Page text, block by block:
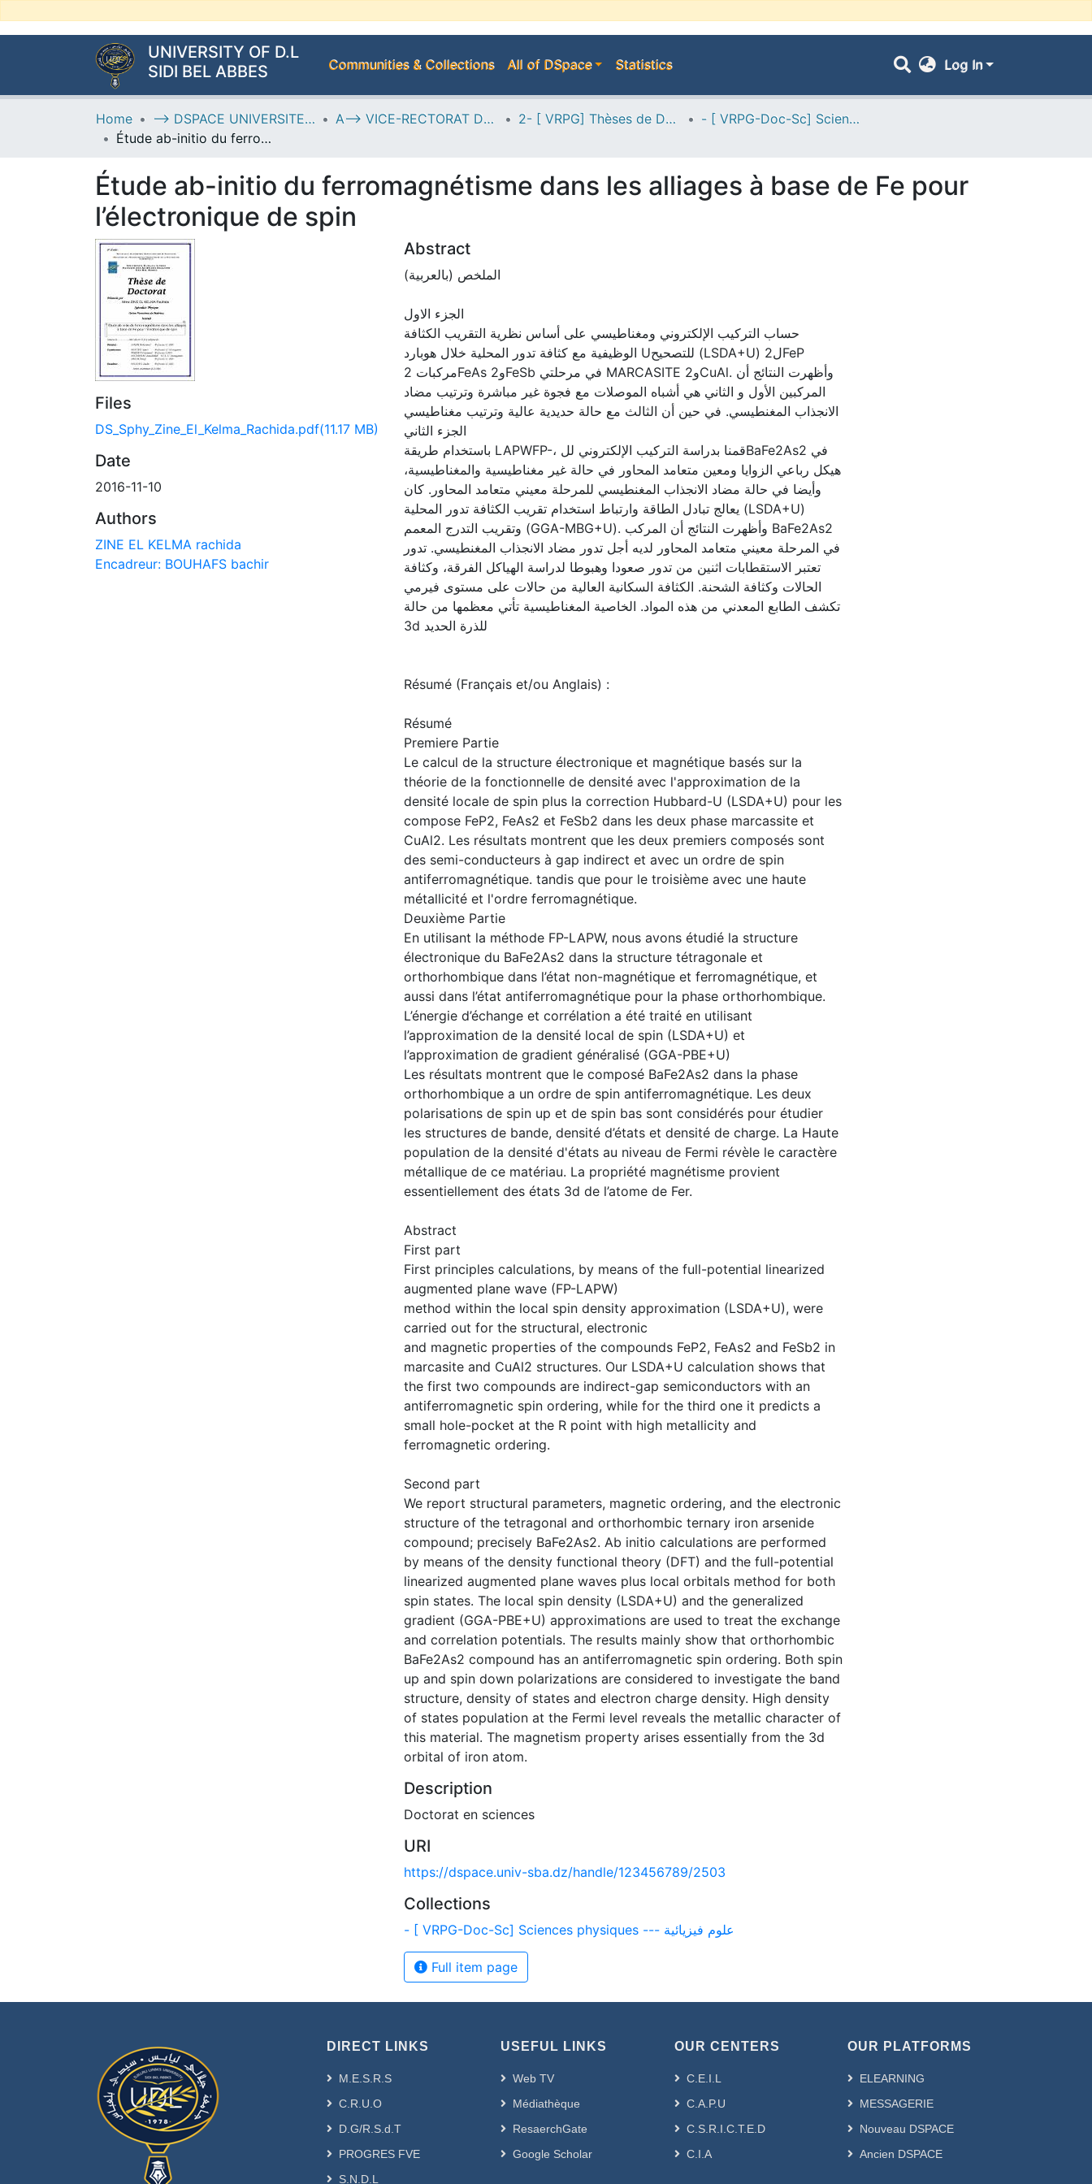
UNIVERSITY OF D.L
SIDI BEL ABBES
Communities & Collections All of DSpace Statistics Log In
Home --> DSPACE UNIVERSITE DJILALLI LIABES DE SIDI BEL ABBES A--> VICE-RECTORAT DE LA POST-GRADUATION 2- [ VRPG] Thèses de Doctorat en Sciences
- [ VRPG-Doc-Sc] Sciences physiques --- علوم فيزيائية
Étude ab-initio du ferromagnétisme dans les alliages à base de Fe pour l’électronique de spin
Étude ab-initio du ferromagnétisme dans les alliages à base de Fe pour
l’électronique de spin
Files
DS_Sphy_Zine_El_Kelma_Rachida.pdf(11.17 MB)
Date
2016-11-10
Authors
ZINE EL KELMA rachida
Encadreur: BOUHAFS bachir
Abstract
الملخص (بالعربية)
الجزء الاول
حساب التركيب الإلكتروني ومغناطيسي على أساس نظرية التقريب الكثافة
الوظيفية مع كثافة تدور المحلية خلال هوبارد Uللتصحيح (LSDA+U) ل2FeP
مركبات 2FeAs و2FeSb في مرحلتي MARCASITE و2CuAl. وأظهرت النتائج أن
المركبين الأول و الثاني هي أشباه الموصلات مع فجوة غير مباشرة وترتيب مضاد
الانجذاب المغنطيسي. في حين أن الثالث مع حالة حديدية عالية وترتيب مغناطيسي
الجزء الثاني
باستخدام طريقة LAPWFP-، قمنا بدراسة التركيب الإلكتروني للBaFe2As2 في
هيكل رباعي الزوايا ومعين متعامد المحاور في حالة غير مغناطيسية والمغناطيسية،
وأيضا في حالة مضاد الانجذاب المغنطيسي للمرحلة معيني متعامد المحاور. كان
يعالج تبادل الطاقة وارتباط استخدام تقريب الكثافة تدور المحلية (LSDA+U)
وتقريب التدرج المعمم (GGA-MBG+U). وأظهرت النتائج أن المركب BaFe2As2
في المرحلة معيني متعامد المحاور لديه أجل تدور مضاد الانجذاب المغنطيسي. تدور
تعتبر الاستقطابات اثنين من تدور صعودا وهبوطا لدراسة الهياكل الفرقة، وكثافة
الحالات وكثافة الشحنة. الكثافة السكانية العالية من حالات على مستوى فيرمي
تكشف الطابع المعدني من هذه المواد. الخاصية المغناطيسية تأتي معظمها من حالة
3d للذرة الحديد
Résumé (Français et/ou Anglais) :
Résumé
Premiere Partie
Le calcul de la structure électronique et magnétique basés sur la
théorie de la fonctionnelle de densité avec l'approximation de la
densité locale de spin plus la correction Hubbard-U (LSDA+U) pour les
compose FeP2, FeAs2 et FeSb2 dans les deux phase marcassite et
CuAl2. Les résultats montrent que les deux premiers composés sont
des semi-conducteurs à gap indirect et avec un ordre de spin
antiferromagnétique. tandis que pour le troisième avec une haute
métallicité et l'ordre ferromagnétique.
Deuxième Partie
En utilisant la méthode FP-LAPW, nous avons étudié la structure
électronique du BaFe2As2 dans la structure tétragonale et
orthorhombique dans l’état non-magnétique et ferromagnétique, et
aussi dans l’état antiferromagnétique pour la phase orthorhombique.
L’énergie d’échange et corrélation a été traité en utilisant
l’approximation de la densité local de spin (LSDA+U) et
l’approximation de gradient généralisé (GGA-PBE+U)
Les résultats montrent que le composé BaFe2As2 dans la phase
orthorhombique a un ordre de spin antiferromagnétique. Les deux
polarisations de spin up et de spin bas sont considérés pour étudier
les structures de bande, densité d’états et densité de charge. La Haute
population de la densité d'états au niveau de Fermi révèle le caractère
métallique de ce matériau. La propriété magnétisme provient
essentiellement des états 3d de l’atome de Fer.
Abstract
First part
First principles calculations, by means of the full-potential linearized
augmented plane wave (FP-LAPW)
method within the local spin density approximation (LSDA+U), were
carried out for the structural, electronic
and magnetic properties of the compounds FeP2, FeAs2 and FeSb2 in
marcasite and CuAl2 structures. Our LSDA+U calculation shows that
the first two compounds are indirect-gap semiconductors with an
antiferromagnetic spin ordering, while for the third one it predicts a
small hole-pocket at the R point with high metallicity and
ferromagnetic ordering.
Second part
We report structural parameters, magnetic ordering, and the electronic
structure of the tetragonal and orthorhombic ternary iron arsenide
compound; precisely BaFe2As2. Ab initio calculations are performed
by means of the density functional theory (DFT) and the full-potential
linearized augmented plane waves plus local orbitals method for both
spin states. The local spin density (LSDA+U) and the generalized
gradient (GGA-PBE+U) approximations are used to treat the exchange
and correlation potentials. The results mainly show that orthorhombic
BaFe2As2 compound has an antiferromagnetic spin ordering. Both spin
up and spin down polarizations are considered to investigate the band
structure, density of states and electron charge density. High density
of states population at the Fermi level reveals the metallic character of
this material. The magnetism property arises essentially from the 3d
orbital of iron atom.
Description
Doctorat en sciences
URI
https://dspace.univ-sba.dz/handle/123456789/2503
Collections
- [ VRPG-Doc-Sc] Sciences physiques --- علوم فيزيائية
Full item page
DIRECT LINKS
M.E.S.R.S
C.R.U.O
D.G/R.S.d.T
PROGRES FVE
S.N.D.L
USEFUL LINKS
Web TV
Médiathèque
ResaerchGate
Google Scholar
OUR CENTERS
C.E.I.L
C.A.P.U
C.S.R.I.C.T.E.D
C.I.A
OUR PLATFORMS
ELEARNING
MESSAGERIE
Nouveau DSPACE
Ancien DSPACE